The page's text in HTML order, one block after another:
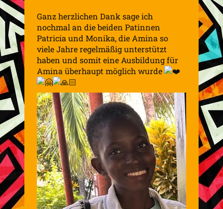
Ganz herzlichen Dank sage ich
nochmal an die beiden Patinnen
Patricia und Monika, die Amina so
viele Jahre regelmäßig unterstützt
haben und somit eine Ausbildung für
Amina überhaupt möglich wurde